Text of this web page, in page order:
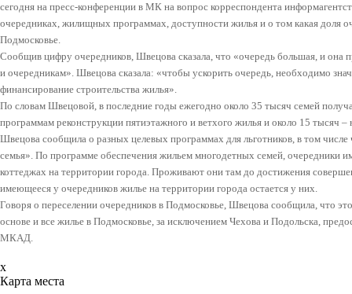
сегодня на пресс-конференции в МК на вопрос корреспондента
очередниках, жилищных программах, доступности жилья и о том какая доля
Подмосковье.
Сообщив цифру очередников, Швецова сказала, что «очередь большая, и она
и очередникам». Швецова сказала: «чтобы ускорить очередь, необходимо
финансирование строительства жилья».
По словам Швецовой, в последние годы ежегодно около 35 тысяч семей
программам реконструкции пятиэтажного и ветхого жилья и около 15 тысяч –
Швецова сообщила о разных целевых программах для льготников, в том
семья». По программе обеспечения жильем многодетных семей, очередники
коттеджах на территории города. Проживают они там до достижения
имеющееся у очередников жилье на территории города остается у них.
Говоря о переселении очередников в Подмосковье, Швецова сообщила, что
основе и все жилье в Подмосковье, за исключением Чехова и Подольска,
МКАД.
x
Карта места